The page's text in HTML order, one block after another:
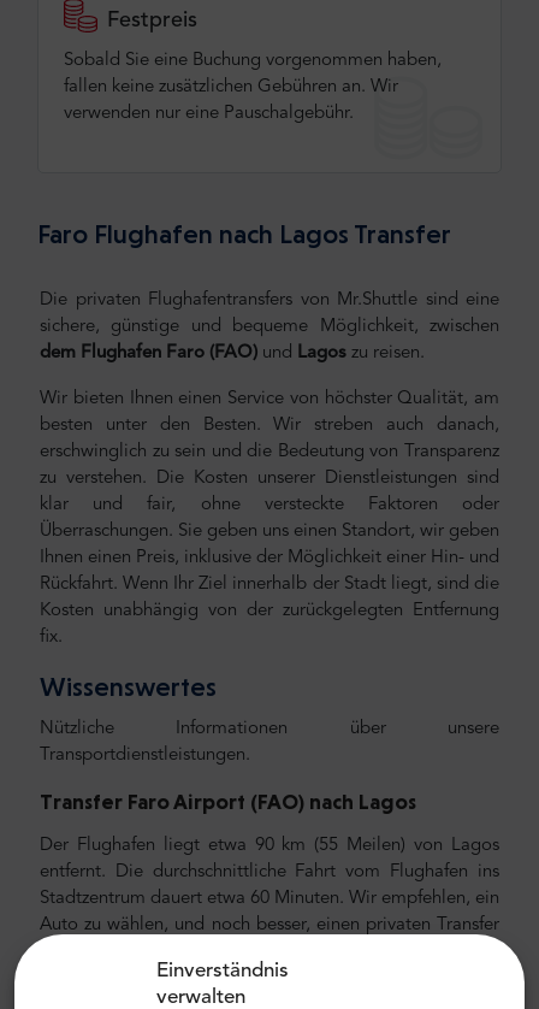
Einverständnis
verwalten
Festpreis
Sobald Sie eine Buchung vorgenommen haben,
fallen keine zusätzlichen Gebühren an. Wir
verwenden nur eine Pauschalgebühr.
Faro Flughafen nach Lagos Transfer
Die privaten Flughafentransfers von Mr.Shuttle sind eine
sichere, günstige und bequeme Möglichkeit, zwischen
dem Flughafen Faro (FAO) und Lagos zu reisen.
Wir bieten Ihnen einen Service von höchster Qualität, am
besten unter den Besten. Wir streben auch danach,
erschwinglich zu sein und die Bedeutung von Transparenz
zu verstehen. Die Kosten unserer Dienstleistungen sind
klar und fair, ohne versteckte Faktoren oder
Überraschungen. Sie geben uns einen Standort, wir geben
Ihnen einen Preis, inklusive der Möglichkeit einer Hin- und
Rückfahrt. Wenn Ihr Ziel innerhalb der Stadt liegt, sind die
Kosten unabhängig von der zurückgelegten Entfernung
fix.
Wissenswertes
Nützliche Informationen über unsere
Transportdienstleistungen.
Transfer Faro Airport (FAO) nach Lagos
Der Flughafen liegt etwa 90 km (55 Meilen) von Lagos
entfernt. Die durchschnittliche Fahrt vom Flughafen ins
Stadtzentrum dauert etwa 60 Minuten. Wir empfehlen, ein
Auto zu wählen, und noch besser, einen privaten Transfer
Flughafentransfer mit MrShuttle zu wählen. Der schnellste,
sicherste und zuverlässigste Weg, um Ihr Hotel zu